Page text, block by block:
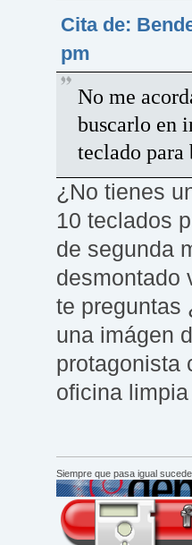
Cita de:
pm
No me
buscarlo en
teclado para
¿No tienes
10 teclados
de segunda
desmontado
te preguntas
una imágen
protagonista
oficina
Siempre que pasa igual